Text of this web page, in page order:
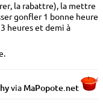
la rabattre), la mettre
gonfler 1 bonne heure
heures et demi à
via MaPopote.net